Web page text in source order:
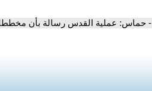
- حماس: عملية القدس رسالة بأن